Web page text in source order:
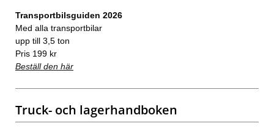
Transportbilsguiden 2026
Med alla transportbilar
upp till 3,5 ton
Pris 199 kr
Beställ den här
Truck- och lagerhandboken